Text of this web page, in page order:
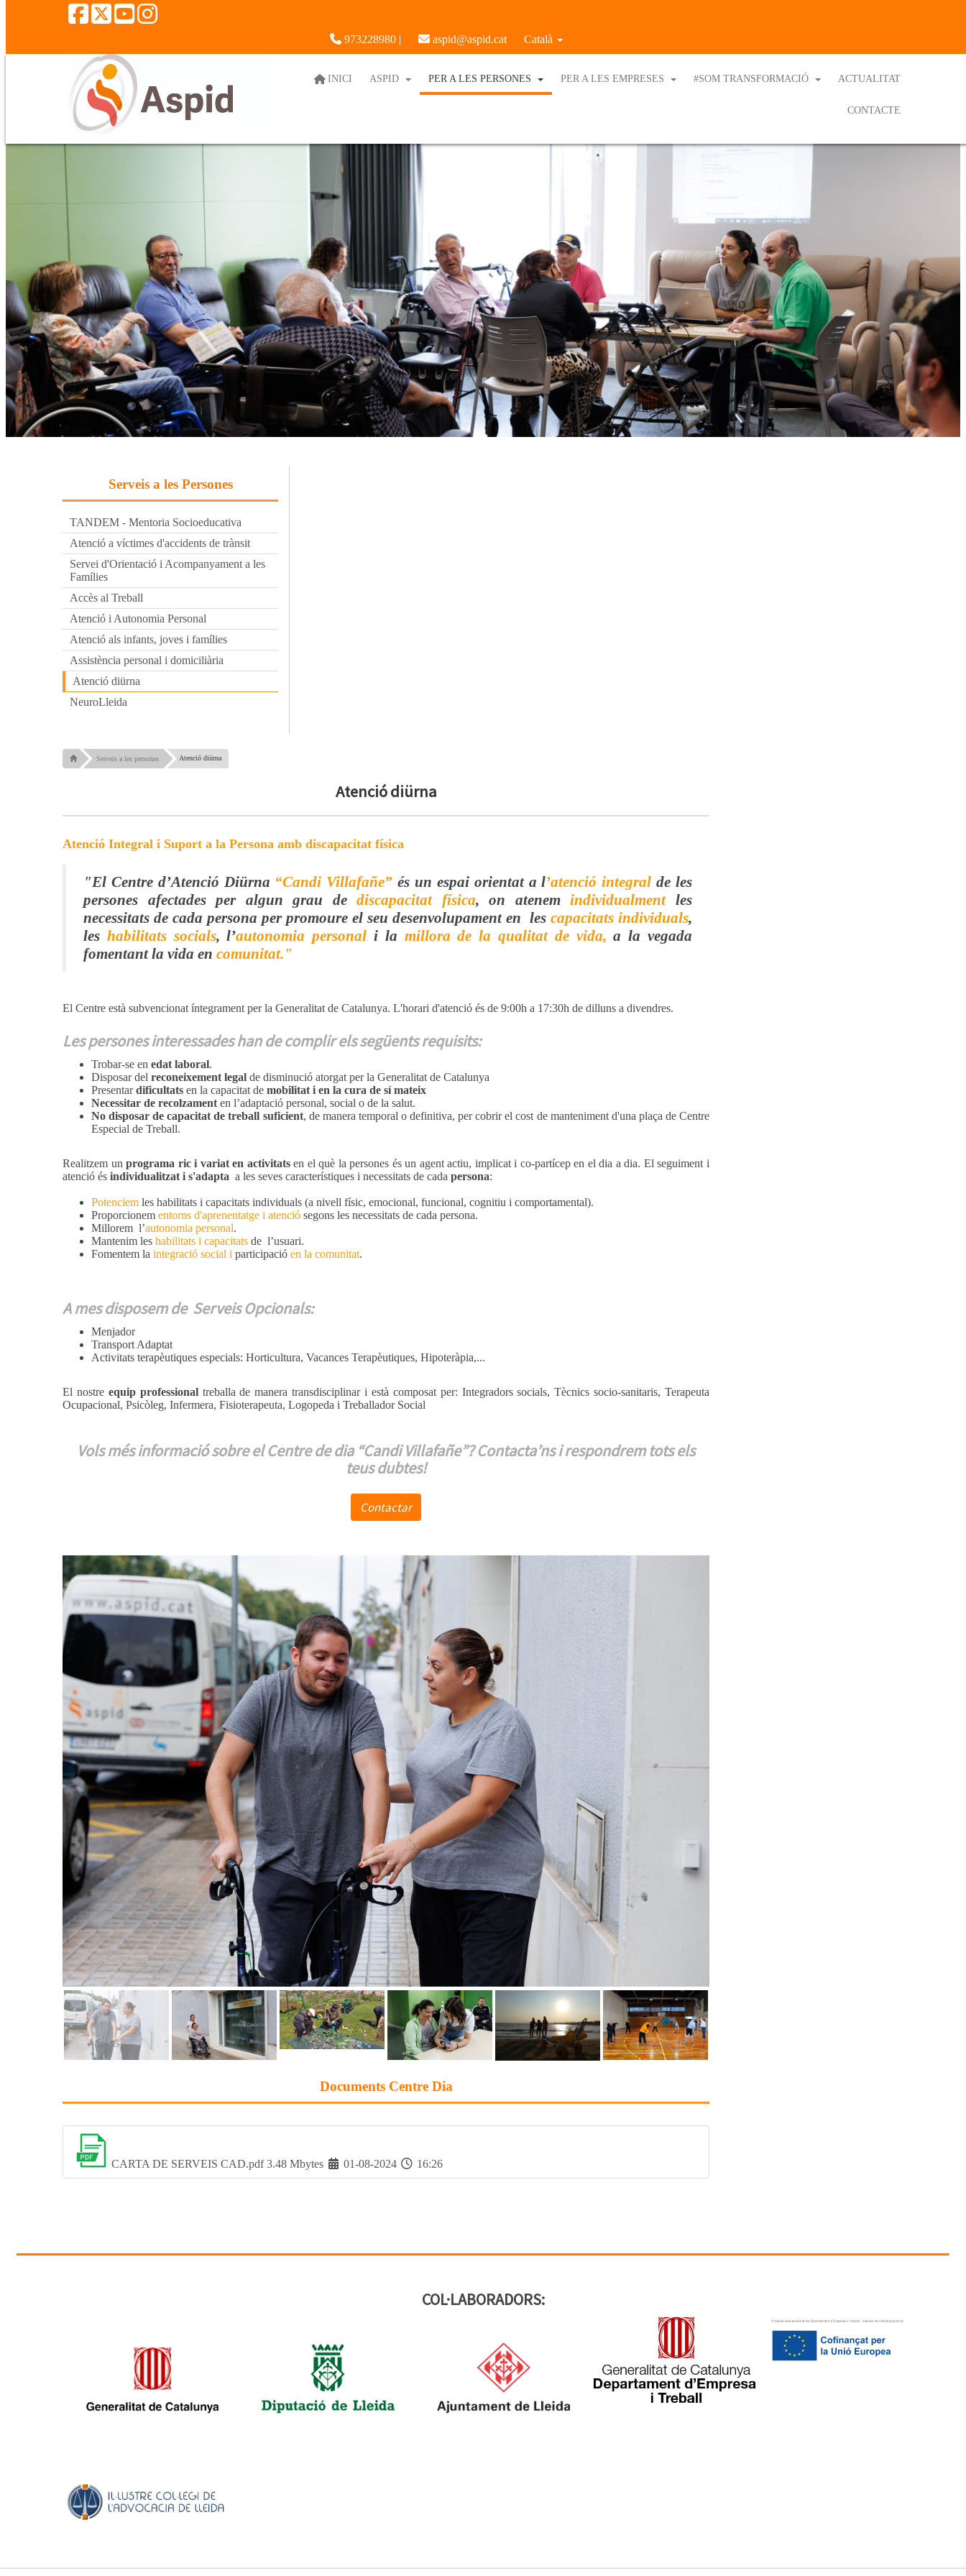
973228980 | aspid@aspid.cat Català
INICI ASPID PER A LES PERSONES PER A LES EMPRESES #SOM TRANSFORMACIÓ ACTUALITAT
CONTACTE
Serveis a les Persones
TANDEM - Mentoria Socioeducativa
Atenció a víctimes d'accidents de trànsit
Servei d'Orientació i Acompanyament a les
Famílies
Accès al Treball
Atenció i Autonomia Personal
Atenció als infants, joves i famílies
Assistència personal i domiciliària
Atenció diürna
NeuroLleida
Serveis a les persones Atenció diürna
Atenció diürna
Atenció Integral i Suport a la Persona amb discapacitat física
"El Centre d’Atenció Diürna “Candi Villafañe” és un espai orientat a l’atenció integral de les
persones afectades per algun grau dediscapacitat física, on atenemindividualmentles
necessitats de cada persona per promoure el seu desenvolupament en les capacitats individuals,
les habilitats socials, l’autonomia personal i la millora de la qualitat de vida,a la vegada
fomentant la vida en comunitat."
El Centre està subvencionat íntegrament per la Generalitat de Catalunya. L'horari d'atenció és de 9:00h a 17:30h de dilluns a divendres.
Les persones interessades han de complir els següents requisits:
Trobar-se en edat laboral.
Disposar del reconeixement legal de disminució atorgat per la Generalitat de Catalunya
Presentardificultats en la capacitat de mobilitat i en la cura de sí mateix
Necessitar de recolzamenten l’adaptació personal, social o de la salut.
No disposar de capacitat de treball suficient, de manera temporal o definitiva, per cobrir el cost de manteniment d'una plaça de Centre
Especial de Treball.
Realitzem unprograma ric i variat en activitatsen el què la persones és un agent actiu, implicat i co-partícep en el dia a dia. El seguiment i
atenció és individualitzat i s'adapta a les seves característiques i necessitats de cada persona:
Potenciem les habilitats i capacitats individuals (a nivell físic, emocional, funcional, cognitiu i comportamental).
Proporcionem entorns d'aprenentatge i atenció segons les necessitats de cada persona.
Millorem l’autonomia personal.
Mantenim les habilitats i capacitats de l’usuari.
Fomentem la integració social i participació en la comunitat.
A mes disposem de Serveis Opcionals:
Menjador
Transport Adaptat
Activitats terapèutiques especials: Horticultura, Vacances Terapèutiques, Hipoteràpia,...
El nostre equip professionaltreballa de manera transdisciplinar i està composat per: Integradors socials, Tècnics socio-sanitaris, Terapeuta
Ocupacional, Psicòleg, Infermera, Fisioterapeuta, Logopeda i Treballador Social
Vols més informació sobre el Centre de dia “Candi Villafañe”?Contacta’ns i respondrem tots els
teus dubtes!
Contactar
Documents Centre Dia
CARTA DE SERVEIS CAD.pdf 3.48 Mbytes 01-08-2024 16:26
COL·LABORADORS: